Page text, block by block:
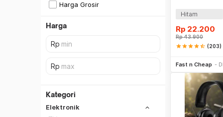
Harga Grosir
Harga
Kategori
Elektronik
Hitam
Rp 22.200
Rp43.900
starstarstarstarstar_half (203)
Fast n Cheap